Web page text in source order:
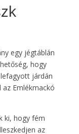
egy jégtáblán
hogy
járdán
az Emlékmackó
ki, hogy fém
az